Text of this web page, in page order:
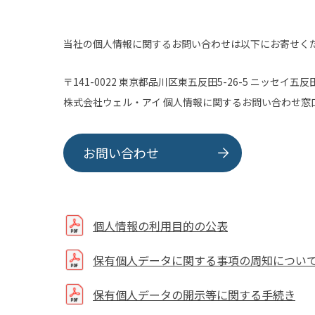
当社の個人情報に関するお問い合わせは以下にお寄せく
〒141-0022 東京都品川区東五反田5-26-5 ニッセイ五反
株式会社ウェル・アイ 個人情報に関するお問い合わせ窓
お問い合わせ
個人情報の利用目的の公表
保有個人データに関する事項の周知につい
保有個人データの開示等に関する手続き